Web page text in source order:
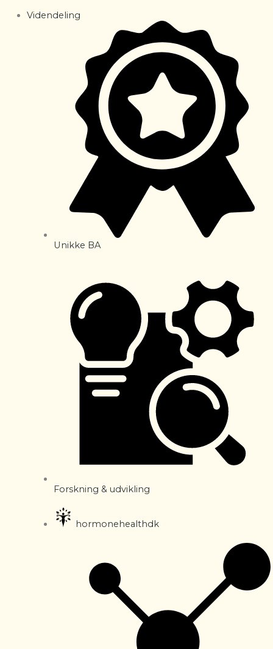
Videndeling
Unikke BA
Forskning & udvikling
hormonehealthdk